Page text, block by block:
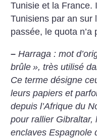
Tunisie et la France.
Tunisiens par an sur
passée, le quota n’a
– Harraga : mot
brûle », très utilisé
Ce terme désigne
leurs papiers et
depuis l’Afrique du
pour rallier Gibraltar,
enclaves Espagnole